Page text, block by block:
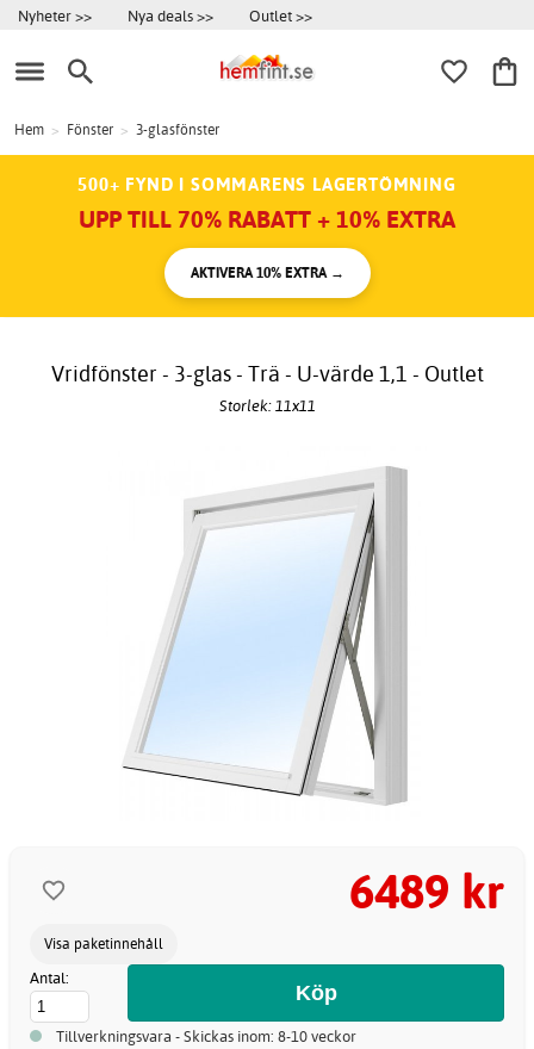
Nyheter >> Nya deals >> Outlet >>
Hem > Fönster > 3-glasfönster
500+ FYND I SOMMARENS LAGERTÖMNING
UPP TILL 70% RABATT + 10% EXTRA
AKTIVERA 10% EXTRA →
Vridfönster - 3-glas - Trä - U-värde 1,1 - Outlet
Storlek: 11x11
6489 kr
Visa paketinnehåll
Antal:
Tillverkningsvara - Skickas inom: 8-10 veckor